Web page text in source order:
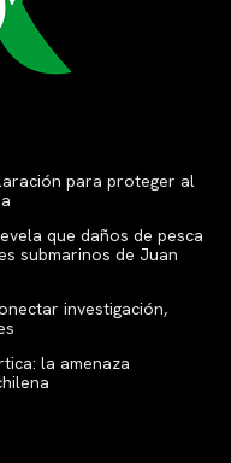
para proteger al
que daños de pesca
submarinos de Juan
investigación,
la amenaza